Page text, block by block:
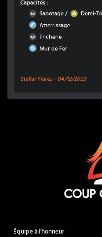
Capacités :
Ténèbres
Sabotage / Insecte
Demi-
VolAtterrissage
Ténèbres
Tricherie
Acier
Mur de Fer
Stellar Flares - 04/12/2023
Équipe à l'honneur